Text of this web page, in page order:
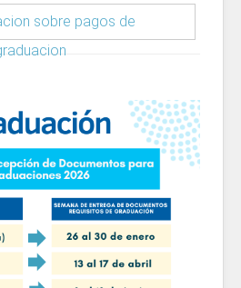
sobre pagos de